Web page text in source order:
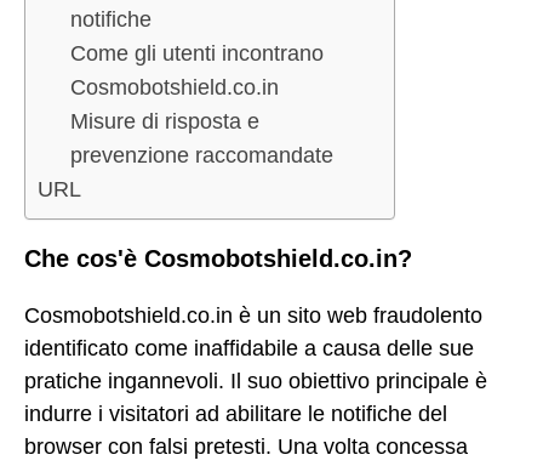
notifiche
Come gli utenti incontrano
Cosmobotshield.co.in
Misure di risposta e
prevenzione raccomandate
URL
Che cos'è Cosmobotshield.co.in?
Cosmobotshield.co.in è un sito web fraudolento
identificato come inaffidabile a causa delle sue
pratiche ingannevoli. Il suo obiettivo principale è
indurre i visitatori ad abilitare le notifiche del
browser con falsi pretesti. Una volta concessa